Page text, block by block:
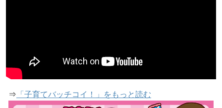
⇒ 「子育てバッチコイ！」をもっと読む